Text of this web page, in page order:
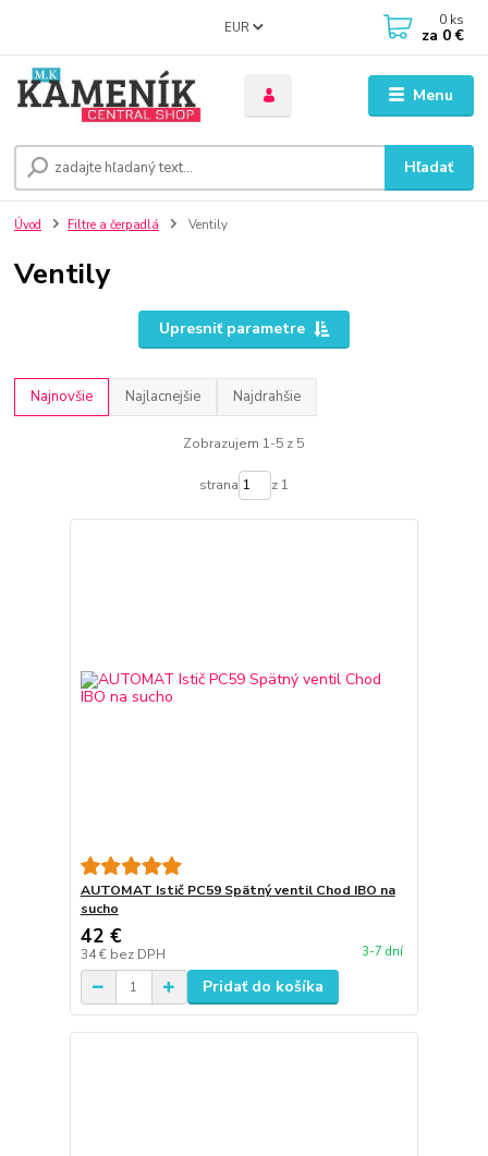
Menu
EUR
Hľadať
0 ks
za 0 €
Úvod Filtre a čerpadlá Ventily
Ventily
Upresniť parametre
Najnovšie Najlacnejšie Najdrahšie
Zobrazujem 1-5 z 5
strana z 1
AUTOMAT Istič PC59 Spätný ventil Chod IBO na
sucho
42 €
34 € bez DPH 3-7 dní
Pridať do košíka